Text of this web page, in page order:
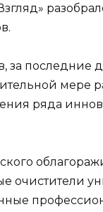
за последние
мере
ряда
очистители